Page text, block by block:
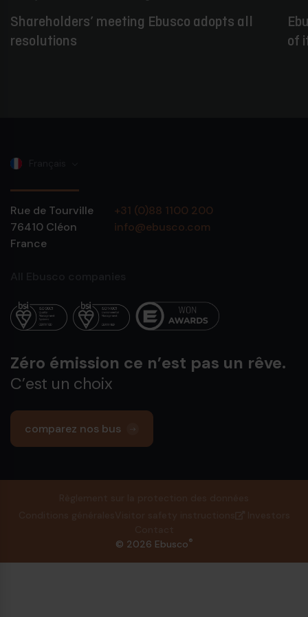
Shareholders’ meeting Ebusco adopts all
resolutions
of
Rue de Tourville
76410 Cléon
France
+31 (0)88 1100 200
info@ebusco.com
Zéro émission ce n’est pas un rêve.
C’est un choix
comparez nos bus
© 2026 Ebusco®